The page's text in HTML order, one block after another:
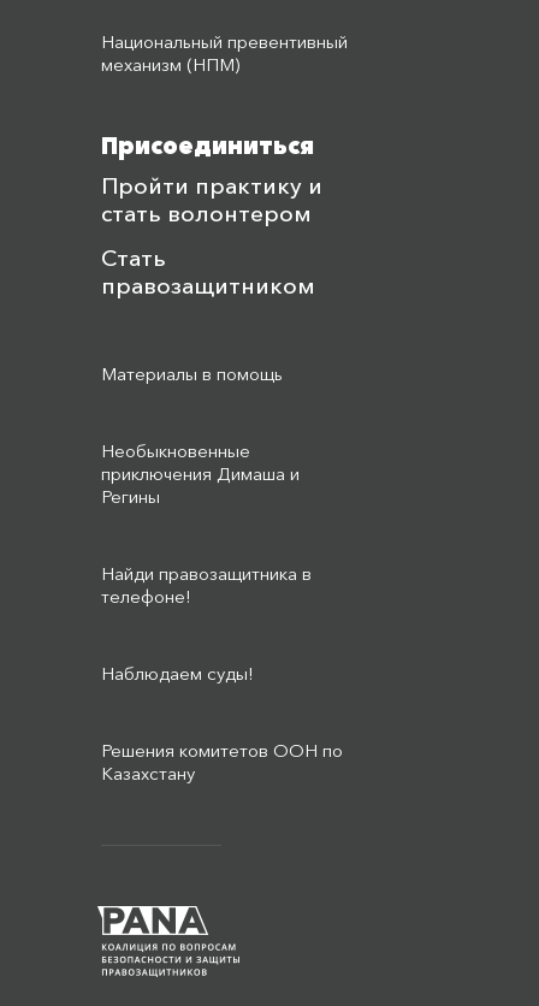
Национальный превентивный
механизм (НПМ)
Присоединиться
Пройти практику и
стать волонтером
Стать
правозащитником
Материалы в помощь
Необыкновенные
приключения Димаша и
Регины
Найди правозащитника в
телефоне!
Наблюдаем суды!
Решения комитетов ООН по
Казахстану